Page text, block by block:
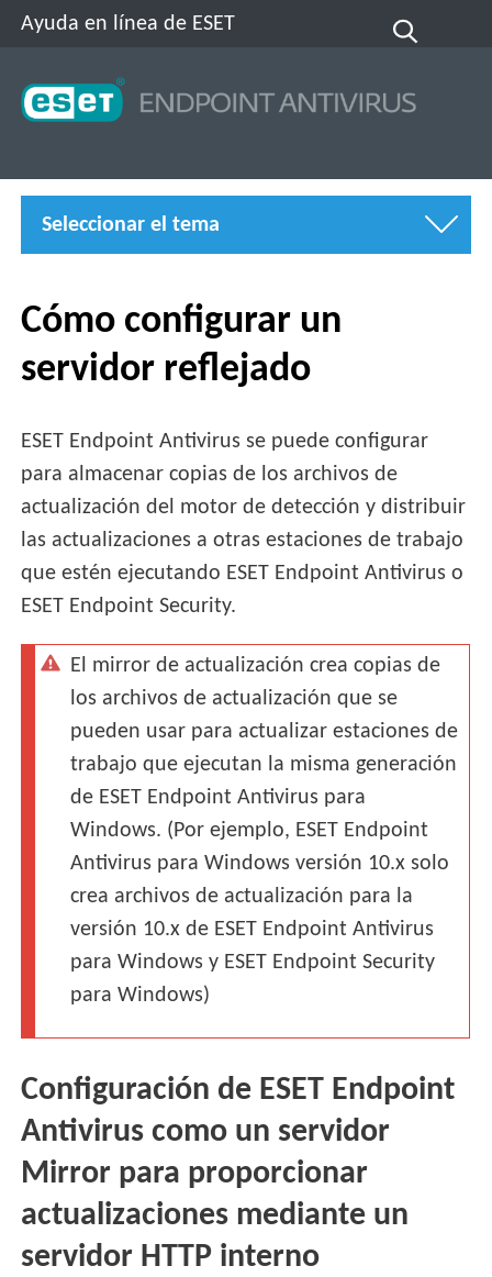
Ayuda en línea de ESET
Seleccionar el tema
Cómo configurar un
servidor reflejado
ESET Endpoint Antivirus se puede configurar
para almacenar copias de los archivos de
actualización del motor de detección y distribuir
las actualizaciones a otras estaciones de trabajo
que estén ejecutando ESET Endpoint Antivirus o
ESET Endpoint Security.
El mirror de actualización crea copias de
los archivos de actualización que se
pueden usar para actualizar estaciones de
trabajo que ejecutan la misma generación
de ESET Endpoint Antivirus para
Windows. (Por ejemplo, ESET Endpoint
Antivirus para Windows versión 10.x solo
crea archivos de actualización para la
versión 10.x de ESET Endpoint Antivirus
para Windows y ESET Endpoint Security
para Windows)
Configuración de ESET Endpoint
Antivirus como un servidor
Mirror para proporcionar
actualizaciones mediante un
servidor HTTP interno